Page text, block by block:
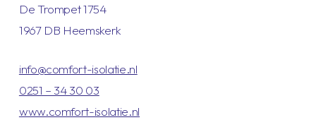
De Trompet 1754
1967 DB Heemskerk
info@comfort-isolatie.nl
0251 – 34 30 03
www.comfort-isolatie.nl